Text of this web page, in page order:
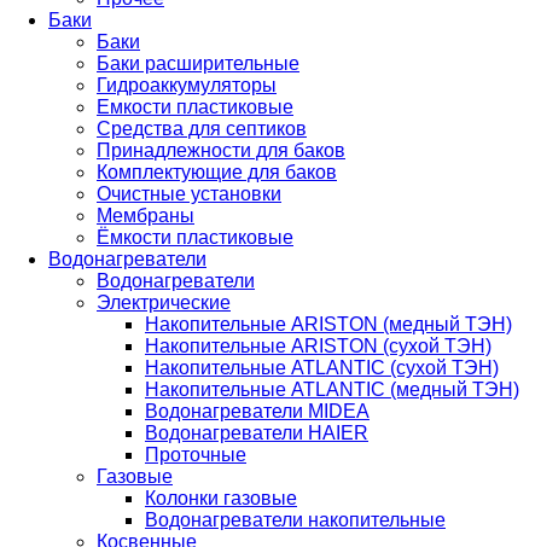
Баки
Баки
Баки расширительные
Гидроаккумуляторы
Емкости пластиковые
Средства для септиков
Принадлежности для баков
Комплектующие для баков
Очистные установки
Мембраны
Ёмкости пластиковые
Водонагреватели
Водонагреватели
Электрические
Накопительные ARISTON (медный ТЭН)
Накопительные ARISTON (сухой ТЭН)
Накопительные ATLANTIC (сухой ТЭН)
Накопительные ATLANTIC (медный ТЭН)
Водонагреватели MIDEA
Водонагреватели HAIER
Проточные
Газовые
Колонки газовые
Водонагреватели накопительные
Косвенные